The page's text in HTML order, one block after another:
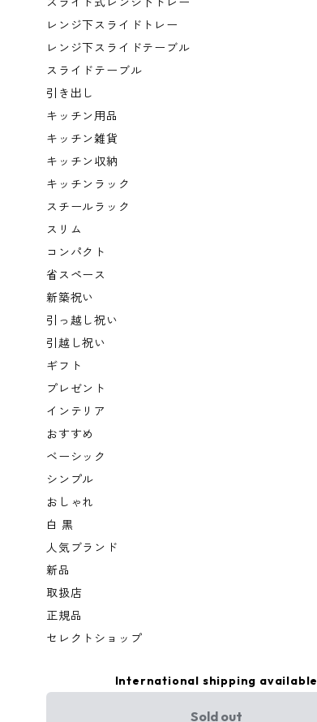
レンジ下スライドトレー
レンジ下スライドテーブル
スライドテーブル
引き出し
キッチン用品
キッチン雑貨
キッチン収納
キッチンラック
スチールラック
スリム
コンパクト
省スペース
新築祝い
引っ越し祝い
引越し祝い
ギフト
プレゼント
インテリア
おすすめ
ベーシック
シンプル
おしゃれ
白 黒
人気ブランド
新品
取扱店
正規品
セレクトショップ
International shipping available
Sold out